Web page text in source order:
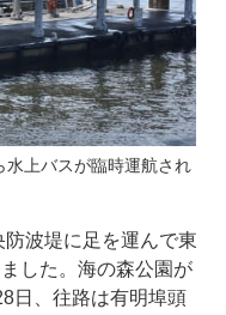
水上バスが臨時運航され
波堤に足を運んで東
した。海の森公園が
日、往路は有明埠頭